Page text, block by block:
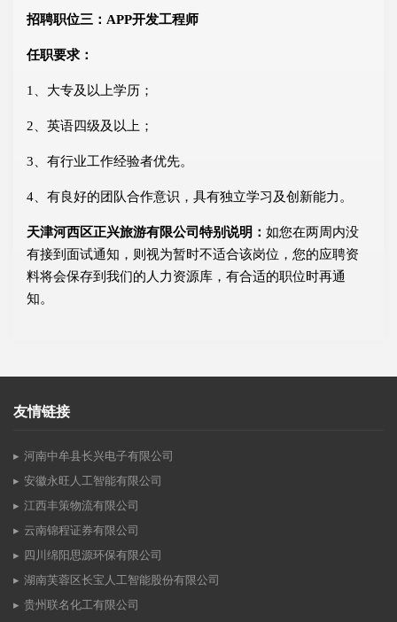
招聘职位三：APP开发工程师
任职要求：
1、大专及以上学历；
2、英语四级及以上；
3、有行业工作经验者优先。
4、有良好的团队合作意识，具有独立学习及创新能力。
天津河西区正兴旅游有限公司特别说明： 如您在两周内没
有接到面试通知，则视为暂时不适合该岗位，您的应聘资
料将会保存到我们的人力资源库，有合适的职位时再通
知。
友情链接
河南中牟县长兴电子有限公司
安徽永旺人工智能有限公司
江西丰策物流有限公司
云南锦程证券有限公司
四川绵阳思源环保有限公司
湖南芙蓉区长宝人工智能股份有限公司
贵州联名化工有限公司